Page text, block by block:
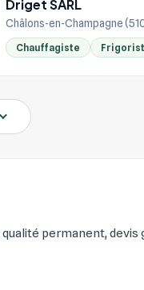
permanent, devis
Driget SARL
Châlons-en-Champagne
Chauffagiste